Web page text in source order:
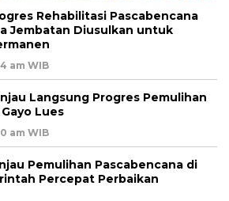
Rehabilitasi Pascabencana
Jembatan Diusulkan untuk
am WIB
Langsung Progres Pemulihan
Lues
am WIB
Pemulihan Pascabencana di
Percepat Perbaikan